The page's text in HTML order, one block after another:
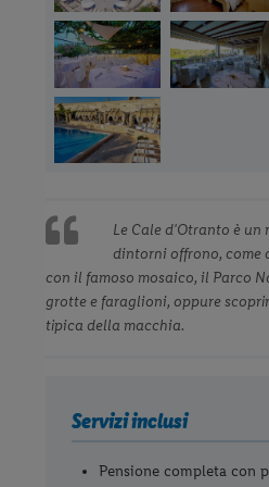
Le Cale d'Otranto è
dintorni offrono, come
con il famoso mosaico, il Parco
grotte e faraglioni, oppure
tipica della macchia.
Servizi inclusi
Pensione completa con